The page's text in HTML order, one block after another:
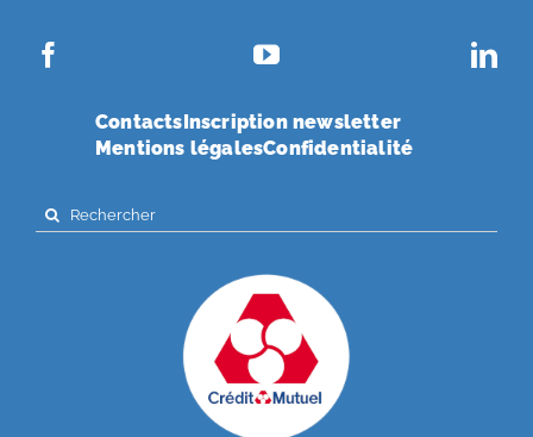
Contacts Inscription newsletter
Mentions légalesConfidentialité
Search
for: